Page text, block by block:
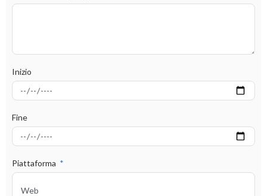
Inizio
Fine
Piattaforma